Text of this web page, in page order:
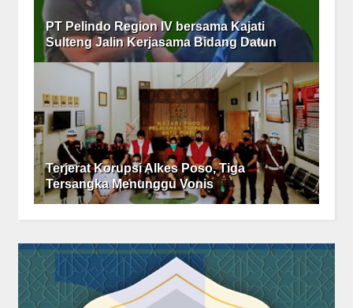
PT Pelindo Region IV bersama Kajati
Sulteng Jalin Kerjasama Bidang Datun
Terjerat Korupsi Alkes Poso, Tiga
Tersangka Menunggu Vonis